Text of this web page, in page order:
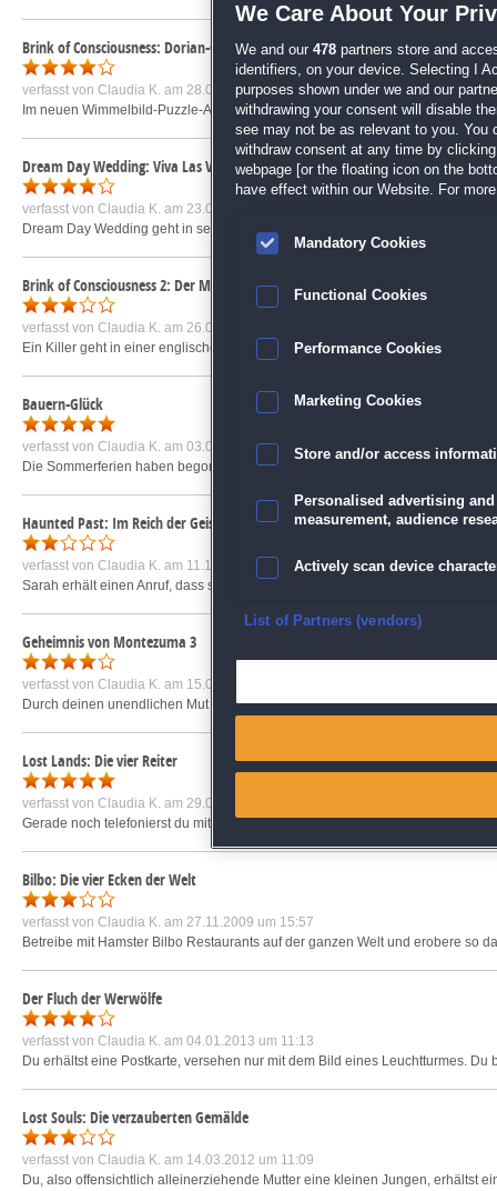
Brink of Consciousness: Dorian-Gray-Syndrom Sammleredition
verfasst von Claudia K. am 28.05.2012 um 17:25
Im neuen Wimmelbild-Puzzle-Abenteuer von MagicIndie (The Fool)
Dream Day Wedding: Viva Las Vegas
verfasst von Claudia K. am 23.08.2010 um 09:22
Dream Day Wedding geht in seine fünfte Runde. Diesmal geht es in
Brink of Consciousness 2: Der Mörder der einsamen Herzen
verfasst von Claudia K. am 26.04.2013 um 17:57
Ein Killer geht in einer englischen Kleinstadt Ende des 19. Jahrhunderts um.
Bauern-Glück
verfasst von Claudia K. am 03.06.2011 um 08:37
Die Sommerferien haben begonnen. Tom freut sich, dass er nun den
Haunted Past: Im Reich der Geister Sammleredition
verfasst von Claudia K. am 11.10.2012 um 18:48
Sarah erhält einen Anruf, dass sie in Herrenhaus geerbt habe. Auf die Idee
Geheimnis von Montezuma 3
verfasst von Claudia K. am 15.07.2011 um 08:18
Durch deinen unendlichen Mut hast du auf der Reise durch den
Lost Lands: Die vier Reiter
verfasst von Claudia K. am 29.06.2015 um 08:49
Gerade noch telefonierst du mit deinem kleinen Sohn und als nächstes bist
Bilbo: Die vier Ecken der Welt
verfasst von Claudia K. am 27.11.2009 um 15:57
Betreibe mit Hamster Bilbo Restaurants auf der ganzen Welt und erobere so
Der Fluch der Werwölfe
verfasst von Claudia K. am 04.01.2013 um 11:13
Du erhältst eine Postkarte, versehen nur mit dem Bild eines Leuchtturmes.
Lost Souls: Die verzauberten Gemälde
verfasst von Claudia K. am 14.03.2012 um 11:09
Du, also offensichtlich alleinerziehende Mutter eine kleinen Jungen, erhältst
We Care About Your
We and our 478 partners store and
identifiers, on your device. Selecting I
purposes shown under we and our
withdrawing your consent will disable
see may not be as relevant to you. You
withdraw consent at any time by
webpage [or the floating icon on the
have effect within our Website. For
Mandatory Cookies
Functional Cookies
Performance Cookies
Marketing Cookies
Store and/or access
Personalised advertising
measurement, audience
Actively scan device
Ensure security, prevent
List of Partners (vendors)